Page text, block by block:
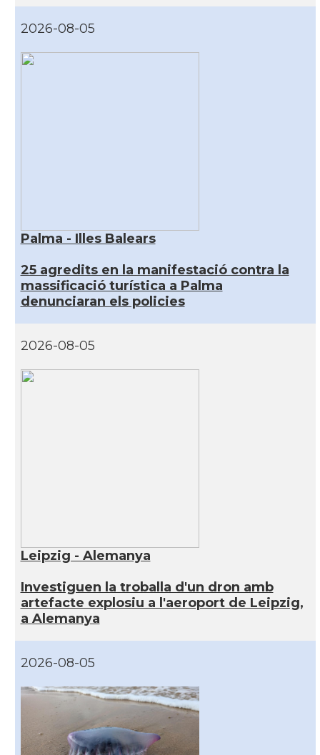
2026-08-05
Palma - Illes Balears
25 agredits en la manifestació contra la
massificació turística a Palma
denunciaran els policies
2026-08-05
Leipzig - Alemanya
Investiguen la troballa d'un dron amb
artefacte explosiu a l'aeroport de Leipzig,
a Alemanya
2026-08-05